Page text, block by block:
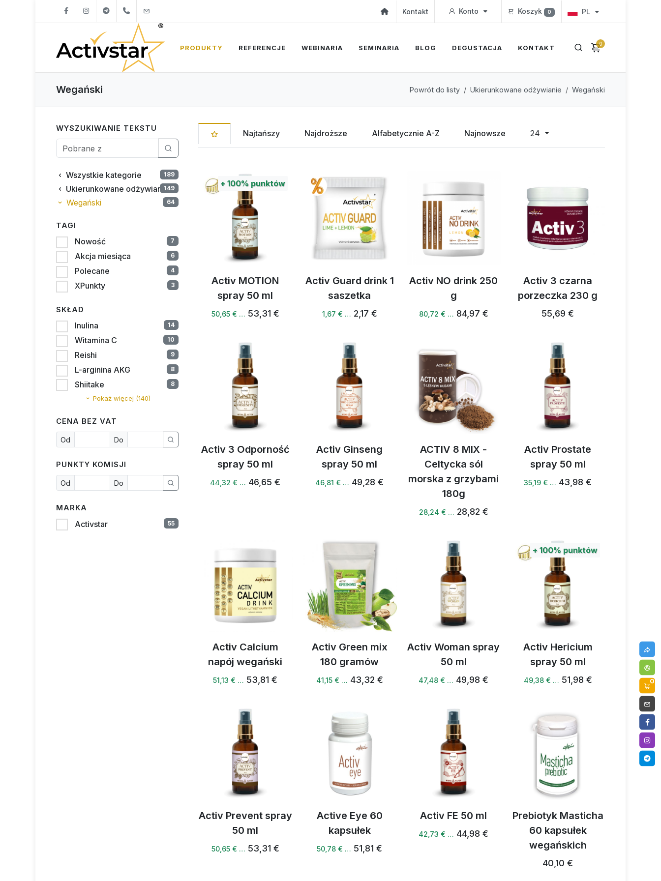
+421904262747 Kontakt Konto Koszyk 0 PL
0
PRODUKTY REFERENCJE WEBINARIA SEMINARIA BLOG DEGUSTACJA KONTAKT
Wegański Powrót do listy Ukierunkowane odżywianie Wegański
Najtańszy Najdroższe Alfabetycznie A-Z Najnowsze 24
+ 100%punktów
Activ MOTION
spray 50 ml
50,65 € … 53,31 €
Activ Guard drink 1
saszetka
1,67 € … 2,17 €
Activ NO drink 250
g
80,72 € … 84,97 €
Activ 3 czarna
porzeczka 230 g
55,69 €
Activ 3 Odporność
spray 50 ml
44,32 € … 46,65 €
Activ Ginseng
spray 50 ml
46,81 € … 49,28 €
ACTIV 8 MIX -
Celtycka sól
morska z grzybami
180g
28,24 € … 28,82 €
Activ Prostate
spray 50 ml
35,19 € … 43,98 €
Activ Calcium
napój wegański
51,13 € … 53,81 €
Activ Green mix
180 gramów
41,15 € … 43,32 €
Activ Woman spray
50 ml
47,48 € … 49,98 €
+ 100% punktów
Activ Hericium
spray 50 ml
49,38 € … 51,98 €
Activ Prevent spray
50 ml
50,65 € … 53,31 €
Active Eye 60
kapsułek
50,78 € … 51,81 €
Activ FE 50 ml
42,73 € … 44,98 €
Prebiotyk Masticha
60 kapsułek
wegańskich
40,10 €
WYSZUKIWANIE TEKSTU
Wszystkie kategorie 189
Ukierunkowane odżywianie149
Wegański 64
TAGI
Nowość 7
Akcja miesiąca 6
Polecane 4
XPunkty 3
SKŁAD
Inulina 14
Witamina C 10
Reishi 9
L-arginina AKG 8
Shiitake 8
Pokaż więcej (140)
CENA BEZ VAT
Od Do
PUNKTY KOMISJI
Od Do
MARKA
Activstar 55
0